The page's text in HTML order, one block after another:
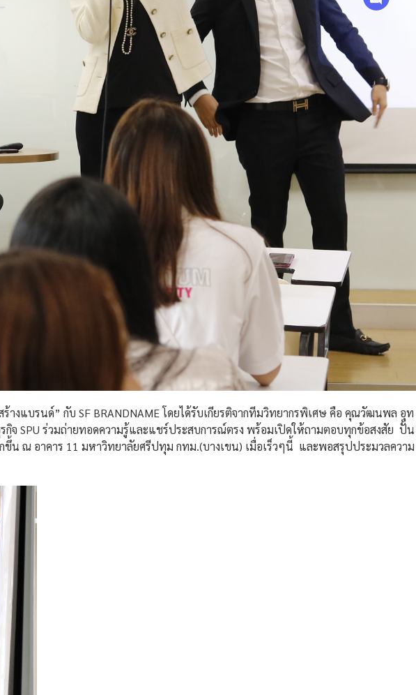
งแบรนด์” กับ SF BRANDNAME โดยได้รับเกียรติจากทีมวิทยากรพิเศษ คือ คุณวัฒนพล อุท
จ SPU ร่วมถ่ายทอดความรู้และแชร์ประสบการณ์ตรง พร้อมเปิดให้ถามตอบทุกข้อสงสัย ปั้น
ขึ้น ณ อาคาร 11 มหาวิทยาลัยศรีปทุม กทม.(บางเขน) เมื่อเร็วๆนี้ และพอสรุปประมวลความ